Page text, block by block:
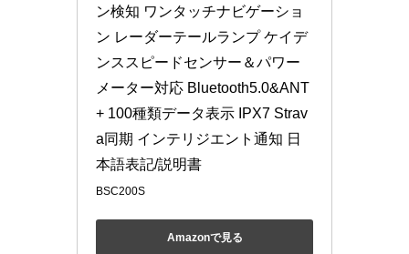
ン検知 ワンタッチナビゲーショ
ン レーダーテールランプ ケイデ
ンススピードセンサー＆パワー
メーター対応 Bluetooth5.0&ANT
+ 100種類データ表示 IPX7 Strav
a同期 インテリジエント通知 日
本語表記/説明書
BSC200S
Amazonで見る